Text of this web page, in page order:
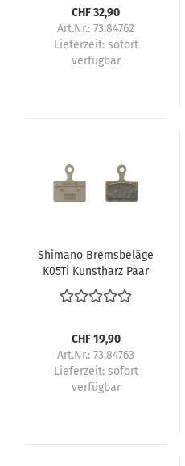
CHF 32,90
Art.Nr.: 73.84762
Lieferzeit: sofort
verfügbar
Shimano Bremsbeläge
K05Ti Kunstharz Paar
CHF 19,90
Art.Nr.: 73.84763
Lieferzeit: sofort
verfügbar